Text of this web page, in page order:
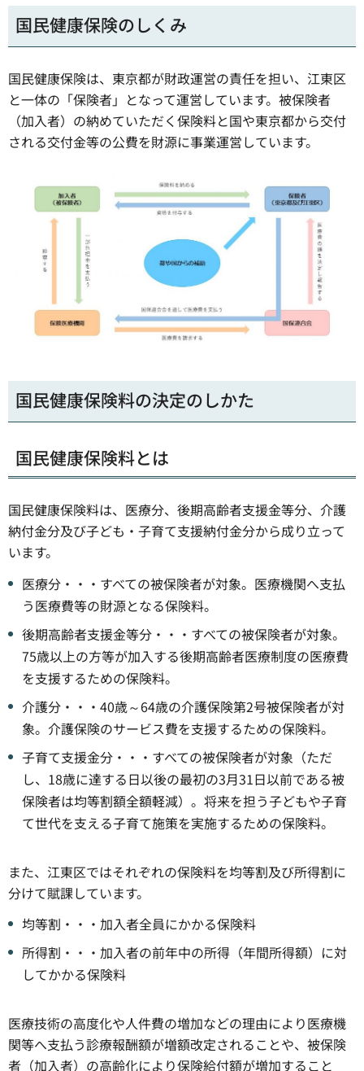
国民健康保険のしくみ
国民健康保険は、東京都が財政運営の責任を担い、江東区
と一体の「保険者」となって運営しています。被保険者
（加入者）の納めていただく保険料と国や東京都から交付
される交付金等の公費を財源に事業運営しています。
国民健康保険料の決定のしかた
国民健康保険料とは
国民健康保険料は、医療分、後期高齢者支援金等分、介護
納付金分及び子ども・子育て支援納付金分から成り立って
います。
医療分・・・すべての被保険者が対象。医療機関へ支払
う医療費等の財源となる保険料。
後期高齢者支援金等分・・・すべての被保険者が対象。
75歳以上の方等が加入する後期高齢者医療制度の医療費
を支援するための保険料。
介護分・・・40歳～64歳の介護保険第2号被保険者が対
象。介護保険のサービス費を支援するための保険料。
子育て支援金分・・・すべての被保険者が対象（ただ
し、18歳に達する日以後の最初の3月31日以前である被
保険者は均等割額全額軽減）。将来を担う子どもや子育
て世代を支える子育て施策を実施するための保険料。
また、江東区ではそれぞれの保険料を均等割及び所得割に
分けて賦課しています。
均等割・・・加入者全員にかかる保険料
所得割・・・加入者の前年中の所得（年間所得額）に対
してかかる保険料
医療技術の高度化や人件費の増加などの理由により医療機
関等へ支払う診療報酬額が増額改定されることや、被保険
者（加入者）の高齢化により保険給付額が増加すること